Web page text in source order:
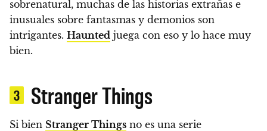
sobrenatural, muchas de las historias extrañas e
inusuales sobre fantasmas y demonios son
intrigantes. Haunted juega con eso y lo hace muy
bien.
3 Stranger Things
Si bien Stranger Things no es una serie